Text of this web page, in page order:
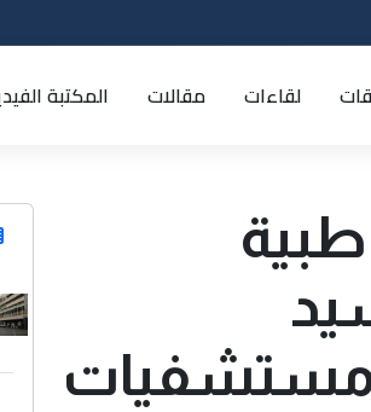
لقاءات مقالات المكتبة
ومستشفيات